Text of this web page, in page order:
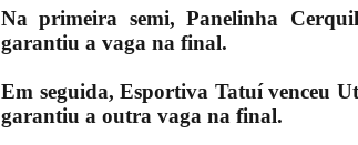
Na primeira semi, Panelinha
garantiu a vaga na final.
Em seguida, Esportiva Tatuí venceu
garantiu a outra vaga na final.